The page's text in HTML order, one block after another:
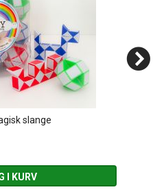
slange
I KURV